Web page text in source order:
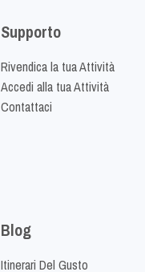
Supporto
Rivendica la tua Attività
Accedi alla tua Attività
Contattaci
Blog
Itinerari Del Gusto